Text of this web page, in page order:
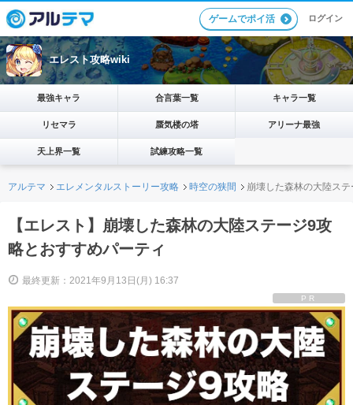
ゲームでポイ活 ログイン
エレスト攻略wiki
最強キャラ 合言葉一覧 キャラ一覧
リセマラ 蜃気楼の塔 アリーナ最強
天上界一覧 試練攻略一覧
アルテマ エレメンタルストーリー攻略 時空の狭間 崩壊した森林の大陸ス
【エレスト】崩壊した森林の大陸ステージ9攻
略とおすすめパーティ
最終更新：2021年9月13日(月) 16:37
PR